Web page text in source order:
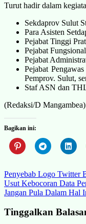
Turut hadir dalam
Sekdaprov Sulut
Para Asisten
Pejabat Tinggi
Pejabat
Pejabat
Pejabat
Pemprov. Sulut,
Staf ASN dan
(Redaksi/D Mangambea)
Bagikan ini:
Navigasi
pos
Penyebab Logo Twitter
Usut Kebocoran Data
Jangan Pula Dalam Hal
Tinggalkan